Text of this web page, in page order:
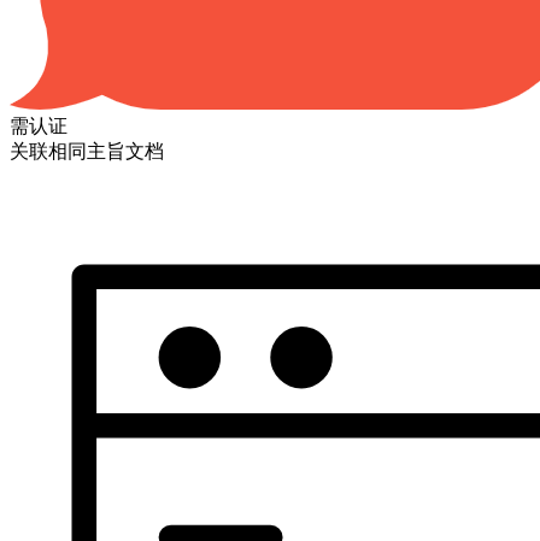
需认证
关联相同主旨文档